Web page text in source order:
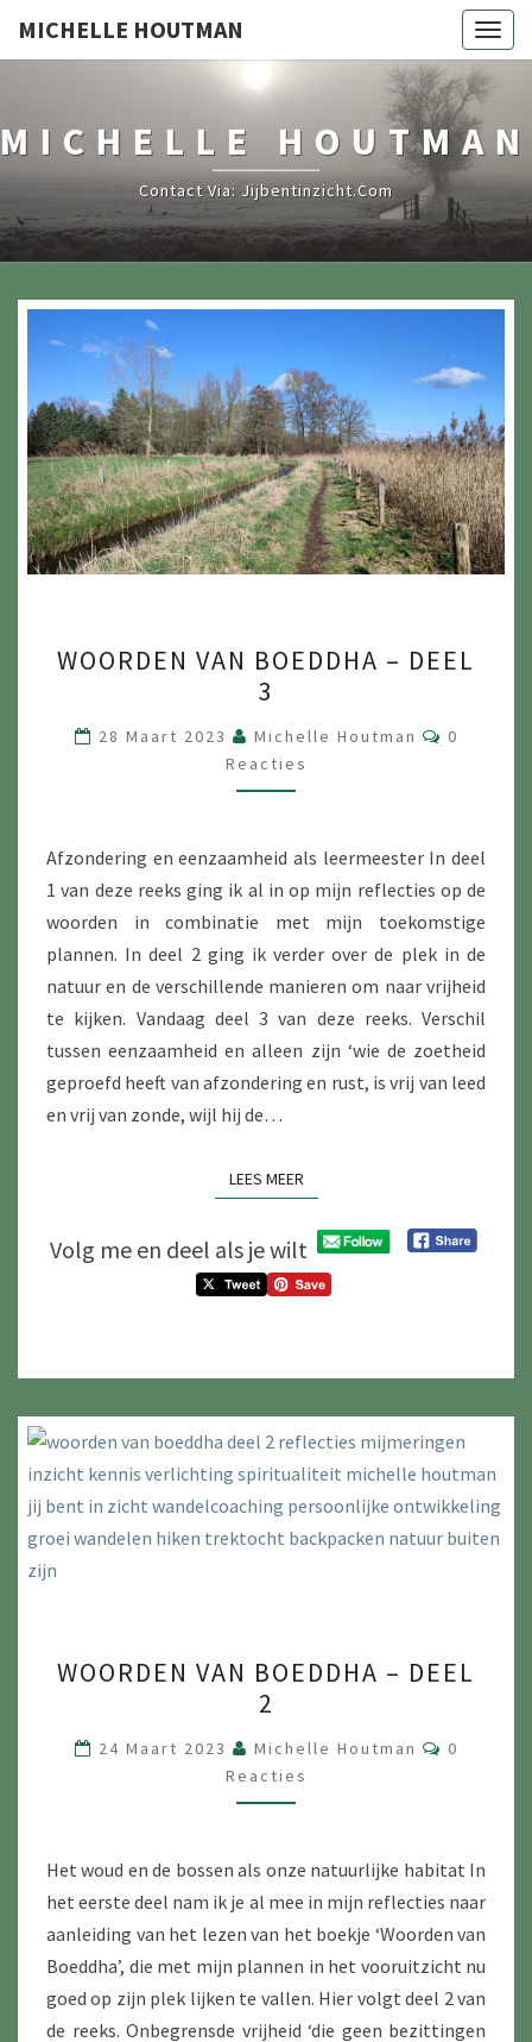
MICHELLE HOUTMAN
MICHELLE HOUTMAN
Contact Via: Jijbentinzicht.com
VAN
BOEDDHA
–
DEEL
3
WOORDEN VAN BOEDDHA – DEEL
3
28 Maart 2023 Michelle Houtman Reacties
0
Reacties
Afzondering en eenzaamheid als leermeester In deel
1 van deze reeks ging ik al in op mijn reflecties op de
woorden in combinatie met mijn toekomstige
plannen. In deel 2 ging ik verder over de plek in de
natuur en de verschillende manieren om naar vrijheid
te kijken. Vandaag deel 3 van deze reeks. Verschil
tussen eenzaamheid en alleen zijn ‘wie de zoetheid
geproefd heeft van afzondering en rust, is vrij van leed
en vrij van zonde, wijl hij de…
LEES MEERLEES MEER
Volg me en deel als je wilt
VAN
BOEDDHA
–
DEEL
2
WOORDEN VAN BOEDDHA – DEEL
2
24 Maart 2023 Michelle Houtman Reacties
0
Reacties
Het woud en de bossen als onze natuurlijke habitat In
het eerste deel nam ik je al mee in mijn reflecties naar
aanleiding van het lezen van het boekje ‘Woorden van
Boeddha’, die met mijn plannen in het vooruitzicht nu
goed op zijn plek lijken te vallen. Hier volgt deel 2 van
de reeks. Onbegrensde vrijheid ‘die geen bezittingen